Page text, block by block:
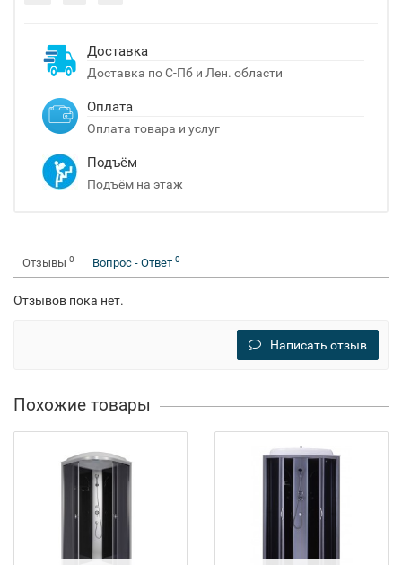
Доставка
Доставка по С-Пб и Лен. области
Оплата
Оплата товара и услуг
Подъём
Подъём на этаж
Отзывы 0 Вопрос - Ответ 0
Отзывов пока нет.
Написать отзыв
Похожие товары